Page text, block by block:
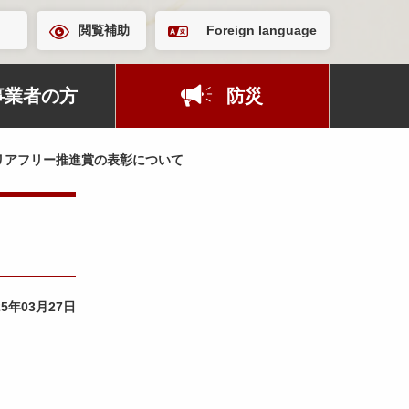
閲覧補助 Foreign language
業者の方 防災
アフリー推進賞の表彰について
年03月27日